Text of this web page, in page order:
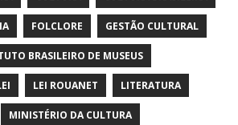
FOLCLORE GESTÃO CULTURAL
BRASILEIRO DE MUSEUS
LEI ROUANET LITERATURA
MINISTÉRIO DA CULTURA